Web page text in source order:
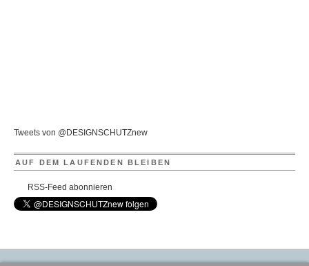
Tweets von @DESIGNSCHUTZnew
AUF DEM LAUFENDEN BLEIBEN
RSS-Feed abonnieren